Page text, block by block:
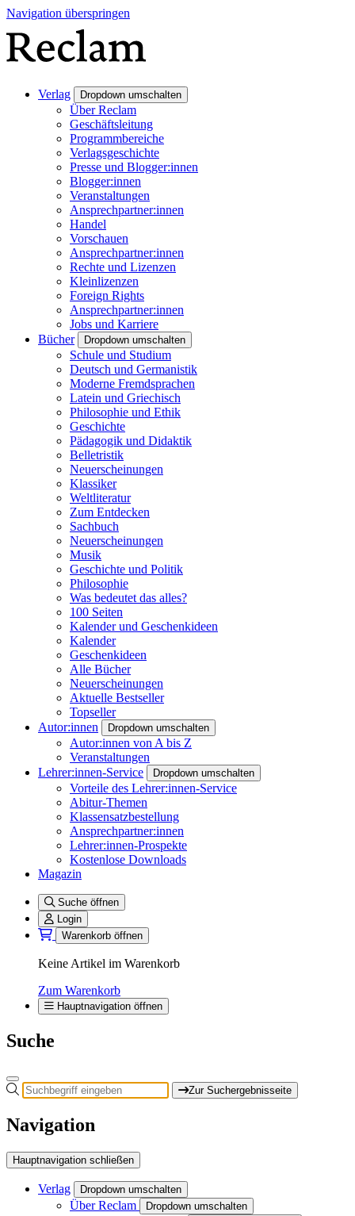
Navigation überspringen
Verlag Dropdown umschalten
Über Reclam
Geschäftsleitung
Programmbereiche
Verlagsgeschichte
Presse und Blogger:innen
Blogger:innen
Veranstaltungen
Ansprechpartner:innen
Handel
Vorschauen
Ansprechpartner:innen
Rechte und Lizenzen
Kleinlizenzen
Foreign Rights
Ansprechpartner:innen
Jobs und Karriere
Bücher
Dropdown umschalten
Schule und Studium
Deutsch und Germanistik
Moderne Fremdsprachen
Latein und Griechisch
Philosophie und Ethik
Geschichte
Pädagogik und Didaktik
Belletristik
Neuerscheinungen
Klassiker
Weltliteratur
Zum Entdecken
Sachbuch
Neuerscheinungen
Musik
Geschichte und Politik
Philosophie
Was bedeutet das alles?
100 Seiten
Kalender und Geschenkideen
Kalender
Geschenkideen
Alle Bücher
Neuerscheinungen
Aktuelle Bestseller
Topseller
Autor:innen
Dropdown umschalten
Autor:innen von A bis Z
Veranstaltungen
Lehrer:innen-Service
Dropdown umschalten
Vorteile des Lehrer:innen-Service
Abitur-Themen
Klassensatzbestellung
Ansprechpartner:innen
Lehrer:innen-Prospekte
Kostenlose Downloads
Magazin
Suche öffnen
Login
Warenkorb öffnen
Keine Artikel im Warenkorb
Zum Warenkorb
Hauptnavigation öffnen
Suche
Zur Suchergebnisseite
Navigation
Hauptnavigation schließen
Verlag Dropdown umschalten
Über Reclam Dropdown umschalten